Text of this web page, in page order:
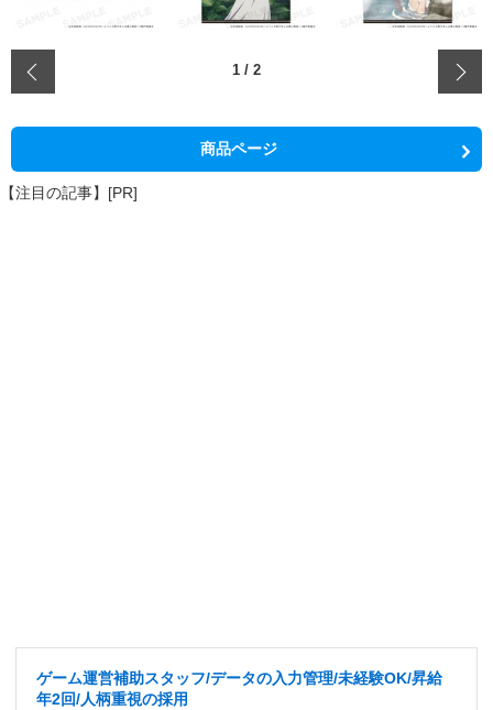
1 / 2
商品ページ
【注目の記事】[PR]
ゲーム運営補助スタッフ/データの入力管理/未経験OK/昇給
年2回/人柄重視の採用